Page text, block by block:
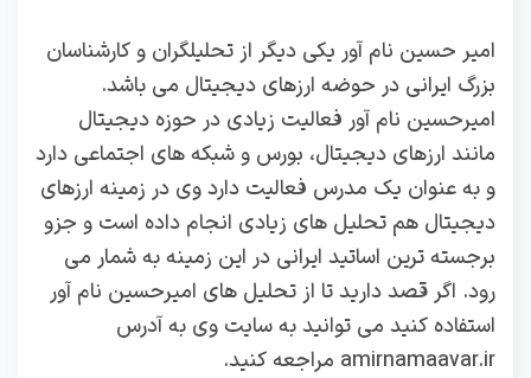
امیر حسین نام آور یکی دیگر از تحلیلگران و کارشناسان
بزرگ ایرانی در حوضه ارزهای دیجیتال می باشد.
امیرحسین نام آور فعالیت زیادی در حوزه دیجیتال
مانند ارزهای دیجیتال، بورس و شبکه های اجتماعی دارد
و به عنوان یک مدرس فعالیت دارد وی در زمینه ارزهای
دیجیتال هم تحلیل های زیادی انجام داده است و جزو
برجسته ترین اساتید ایرانی در این زمینه به شمار می
رود. اگر قصد دارید تا از تحلیل های امیرحسین نام آور
استفاده کنید می توانید به سایت وی به آدرس
amirnamaavar.ir مراجعه کنید.